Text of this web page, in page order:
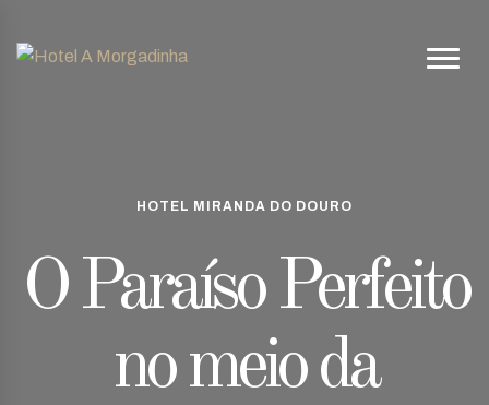
HOTEL MIRANDA DO DOURO
O Paraíso Perfeito
no meio da